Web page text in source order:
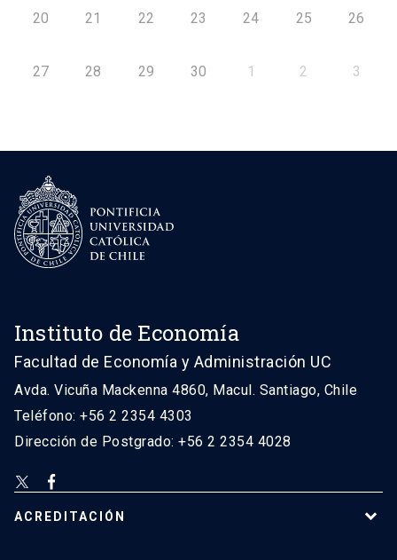
20 21 22 23 24 25 26
27 28 29 30 1 2 3
Instituto de Economía
Facultad de Economía y Administración UC
Avda. Vicuña Mackenna 4860, Macul. Santiago, Chile
Teléfono: +56 2 2354 4303
Dirección de Postgrado: +56 2 2354 4028
ACREDITACIÓN